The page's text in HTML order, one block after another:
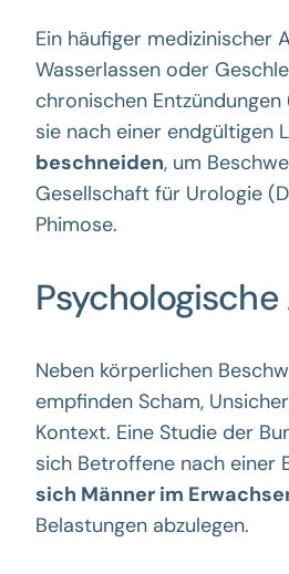
Ein häufiger medizinischer
Wasserlassen oder
chronischen
sie nach einer endgültigen
beschneiden, um
Gesellschaft für Urologie
Phimose.
Neben körperlichen
empfinden Scham,
Kontext. Eine Studie der
sich Betroffene nach einer
sich Männer im
Belastungen abzulegen.